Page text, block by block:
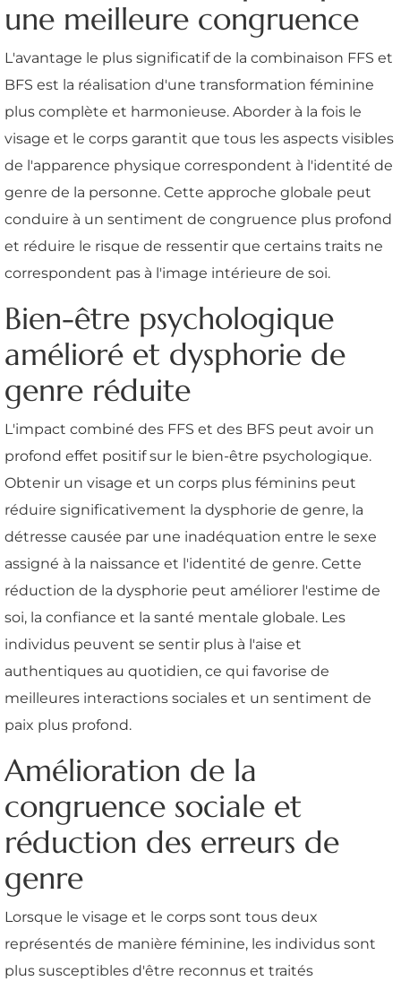
une meilleure congruence
L'avantage le plus significatif de la combinaison FFS et
BFS est la réalisation d'une transformation féminine
plus complète et harmonieuse. Aborder à la fois le
visage et le corps garantit que tous les aspects visibles
de l'apparence physique correspondent à l'identité de
genre de la personne. Cette approche globale peut
conduire à un sentiment de congruence plus profond
et réduire le risque de ressentir que certains traits ne
correspondent pas à l'image intérieure de soi.
Bien-être psychologique
amélioré et dysphorie de
genre réduite
L'impact combiné des FFS et des BFS peut avoir un
profond effet positif sur le bien-être psychologique.
Obtenir un visage et un corps plus féminins peut
réduire significativement la dysphorie de genre, la
détresse causée par une inadéquation entre le sexe
assigné à la naissance et l'identité de genre. Cette
réduction de la dysphorie peut améliorer l'estime de
soi, la confiance et la santé mentale globale. Les
individus peuvent se sentir plus à l'aise et
authentiques au quotidien, ce qui favorise de
meilleures interactions sociales et un sentiment de
paix plus profond.
Amélioration de la
congruence sociale et
réduction des erreurs de
genre
Lorsque le visage et le corps sont tous deux
représentés de manière féminine, les individus sont
plus susceptibles d'être reconnus et traités